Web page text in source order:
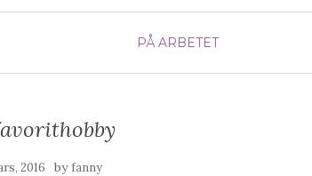
PÅ ARBETET
2016 byfanny